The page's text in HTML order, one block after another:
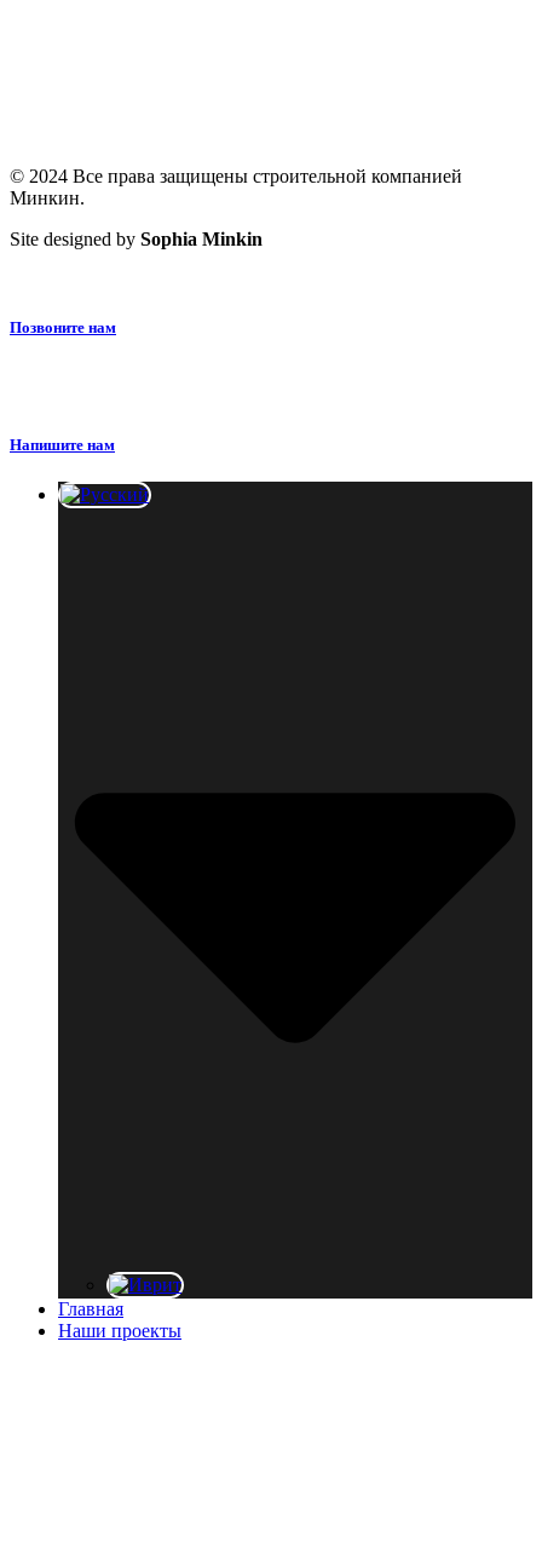
© 2024 Все права защищены строительной компанией
Минкин.
Site designed by Sophia Minkin
Позвоните нам
Напишите нам
Главная
Наши проекты